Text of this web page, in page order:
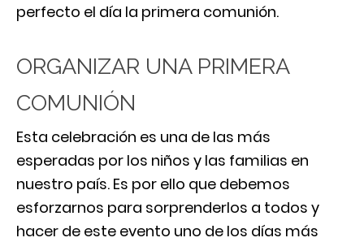
perfecto el día la primera comunión.
ORGANIZAR UNA PRIMERA
COMUNIÓN
Esta celebración es una de las más
esperadas por los niños y las familias en
nuestro país. Es por ello que debemos
esforzarnos para sorprenderlos a todos y
hacer de este evento uno de los días más